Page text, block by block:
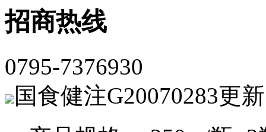
招商热线
0795-7376930
国食健注G20070283更